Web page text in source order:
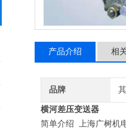
产品介绍 相
品牌
横河差压变送器
简单介绍 上海广树机